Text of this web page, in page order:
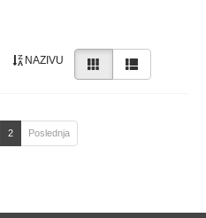
NAZIVU
2 Poslednja